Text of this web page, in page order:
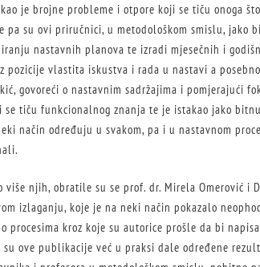
je brojne probleme i otpore koji se tiču onoga
pa su ovi priručnici, u metodološkom smislu, jako
nastavnih planova te izradi mjesečnih i
pozicije vlastita iskustva i rada u nastavi a
govoreći o nastavnim sadržajima i pomjerajući
tiču funkcionalnog znanja te je istakao jako
način određuju u svakom, pa i u nastavnom
njih, obratile su se prof. dr. Mirela Omerović i
izlaganju, koje je na neki način pokazalo
procesima kroz koje su autorice prošle da bi
ove publikacije već u praksi dale određene